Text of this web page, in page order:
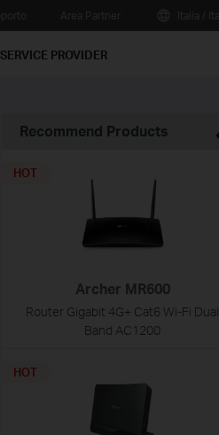
SERVICE PROVIDER
Recommend Products
Archer MR600
Router Gigabit 4G+ Cat6 Wi-Fi Dual
Band AC1200
HOT
HOT